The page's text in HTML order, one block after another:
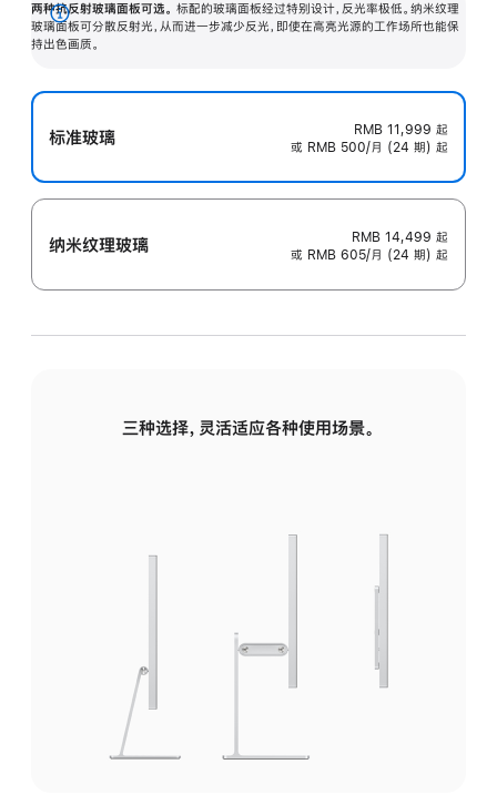
两种抗反射玻璃面板可选。 标配的玻璃面板经过特别设计，反光率极低。纳米纹理
玻璃面板可分散反射光，从而进一步减少反光，即使在高亮光源的工作场所也能保
持出色画质。
展
开
标准玻璃 RMB 11,999 起
或 RMB 500/月 (24 期) 起
纳米纹理玻璃 RMB 14,499 起
或 RMB 605/月 (24 期) 起
三种选择，灵活适应各种使用场景。